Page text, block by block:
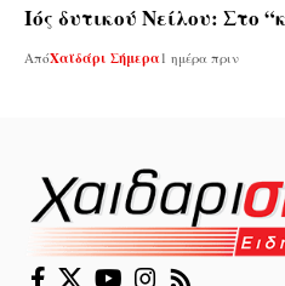
Ιός δυτικού Νείλου: Στο
ΑπόΧαϊδάρι Σήμερα 1 ημέρα πριν